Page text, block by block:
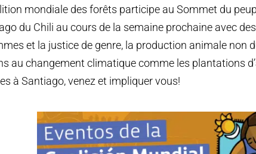
mondiale des forêts participe au Sommet du
du Chili au cours de la semaine prochaine avec
et la justice de genre, la production animale non
au changement climatique comme les plantations
à Santiago, venez et impliquer vous!